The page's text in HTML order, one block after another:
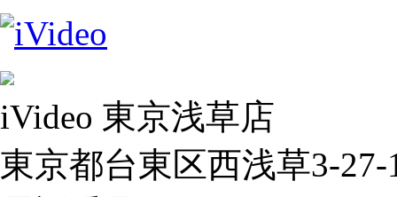
iVideo 東京浅草店
東京都台東区西浅草3-27-